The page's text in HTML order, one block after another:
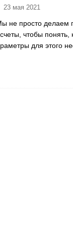
23 мая 2021
не просто делаем
чтобы понять,
для этого